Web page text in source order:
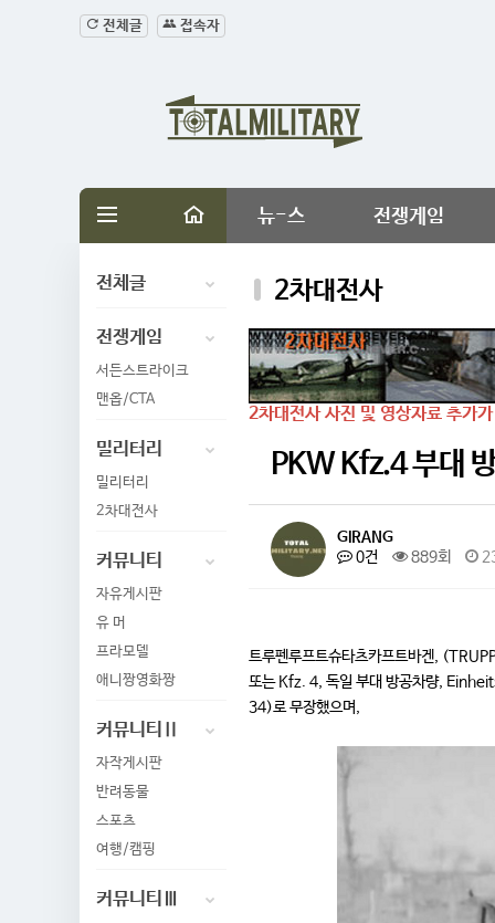
전체글 접속자
뉴-스 전쟁게임
전체글
전쟁게임
서든스트라이크
맨옵/CTA
밀리터리
밀리터리
2차대전사
커뮤니티
자유게시판
유 머
프라모델
애니짱영화짱
커뮤니티Ⅱ
자작게시판
반려동물
스포츠
여행/캠핑
커뮤니티Ⅲ
2차대전사
2차대전사 사진 및 영상자료 추가
PKW Kfz.4 부대
GIRANG
0건
889회
트루펜루프트슈타츠카프트바겐,
또는 Kfz. 4, 독일 부대 방공차량,
34)로 무장했으며,